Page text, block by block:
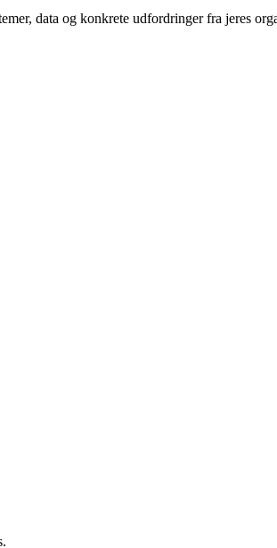
data og konkrete udfordringer fra jeres